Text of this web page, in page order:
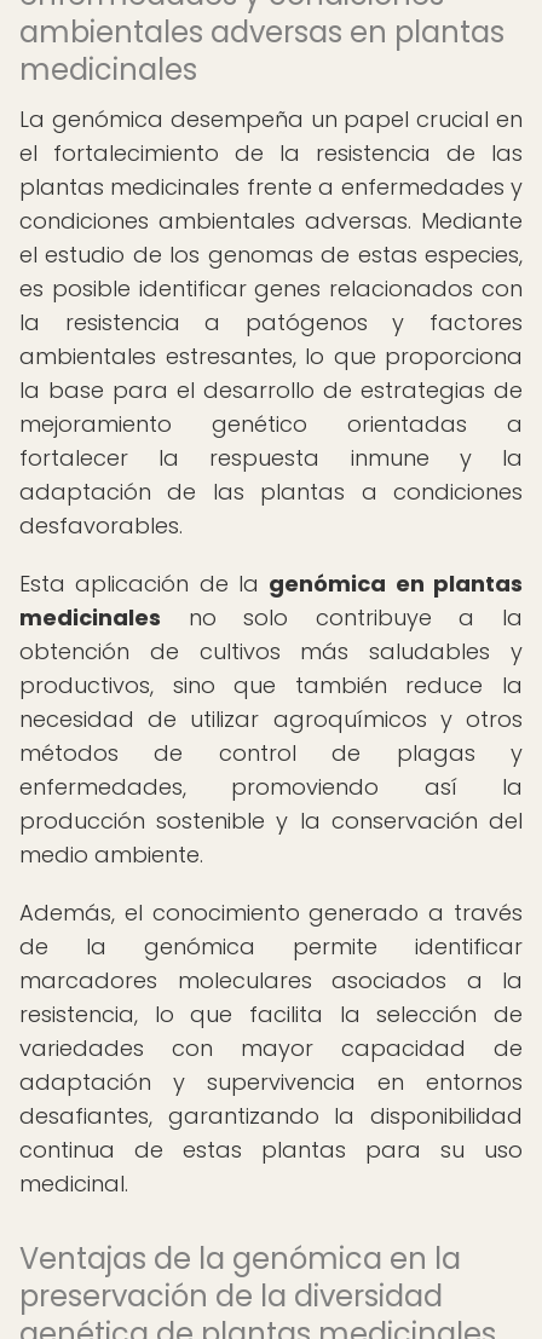
ambientales adversas en plantas
medicinales
La genómica desempeña un papel crucial en
el fortalecimiento de la resistencia de las
plantas medicinales frente a enfermedades y
condiciones ambientales adversas. Mediante
el estudio de los genomas de estas especies,
es posible identificar genes relacionados con
la resistencia a patógenos y factores
ambientales estresantes, lo que proporciona
la base para el desarrollo de estrategias de
mejoramiento genético orientadas a
fortalecer la respuesta inmune y la
adaptación de las plantas a condiciones
desfavorables.
Esta aplicación de la genómica en plantas
medicinales no solo contribuye a la
obtención de cultivos más saludables y
productivos, sino que también reduce la
necesidad de utilizar agroquímicos y otros
métodos de control de plagas y
enfermedades, promoviendo así la
producción sostenible y la conservación del
medio ambiente.
Además, el conocimiento generado a través
de la genómica permite identificar
marcadores moleculares asociados a la
resistencia, lo que facilita la selección de
variedades con mayor capacidad de
adaptación y supervivencia en entornos
desafiantes, garantizando la disponibilidad
continua de estas plantas para su uso
medicinal.
Ventajas de la genómica en la
preservación de la diversidad